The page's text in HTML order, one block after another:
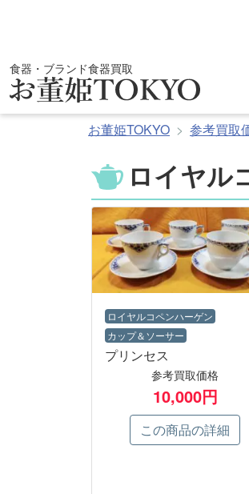
ン
ツ
へ
食器・ブランド食器買取
お董姫TOKYO 参考買取
ロイヤル
ロイヤルコペンハーゲン
カップ＆ソーサー
プリンセス
参考買取価格
10,000円
この商品の詳細